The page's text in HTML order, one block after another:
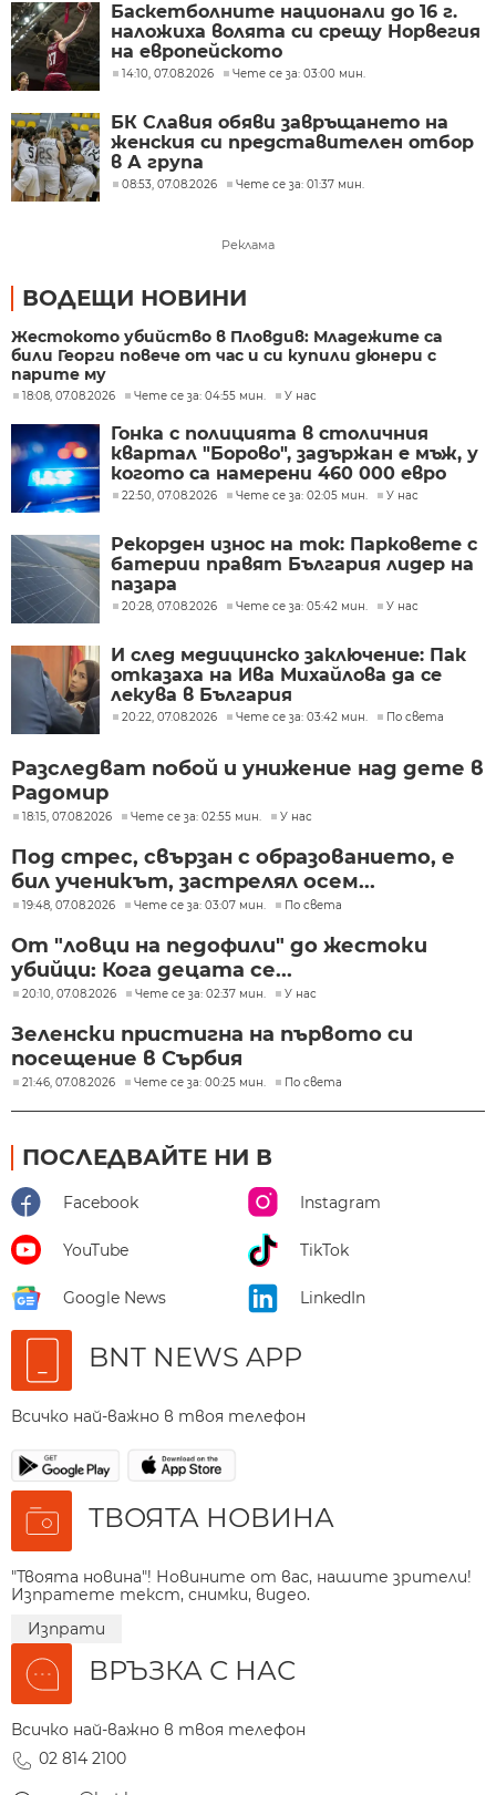
Баскетболните национали до 16 г.
наложиха волята си срещу Норвегия
на европейското
14:10, 07.08.2026 Чете се за: 03:00 мин.
БК Славия обяви завръщането на
женския си представителен отбор
в А група
08:53, 07.08.2026 Чете се за: 01:37 мин.
Реклама
ВОДЕЩИ НОВИНИ
Жестокото убийство в Пловдив: Младежите са
били Георги повече от час и си купили дюнери с
парите му
18:08, 07.08.2026 Чете се за: 04:55 мин. У нас
Гонка с полицията в столичния
квартал "Борово", задържан е мъж, у
когото са намерени 460 000 евро
22:50, 07.08.2026 Чете се за: 02:05 мин. У нас
Рекорден износ на ток: Парковете с
батерии правят България лидер на
пазара
20:28, 07.08.2026 Чете се за: 05:42 мин. У нас
И след медицинско заключение: Пак
отказаха на Ива Михайлова да се
лекува в България
20:22, 07.08.2026 Чете се за: 03:42 мин. По света
Разследват побой и унижение над дете в
Радомир
18:15, 07.08.2026 Чете се за: 02:55 мин. У нас
Под стрес, свързан с образованието, е
бил ученикът, застрелял осем...
19:48, 07.08.2026 Чете се за: 03:07 мин. По света
От "ловци на педофили" до жестоки
убийци: Кога децата се...
20:10, 07.08.2026 Чете се за: 02:37 мин. У нас
Зеленски пристигна на първото си
посещение в Сърбия
21:46, 07.08.2026 Чете се за: 00:25 мин. По света
ПОСЛЕДВАЙТЕ НИ В
Facebook Instagram
YouTube TikTok
Google News LinkedIn
BNT NEWS APP
Всичко най-важно в твоя телефон
ТВОЯТА НОВИНА
"Твоята новина"! Новините от вас, нашите зрители!
Изпратете текст, снимки, видео.
Изпрати
ВРЪЗКА С НАС
Всичко най-важно в твоя телефон
02 814 2100